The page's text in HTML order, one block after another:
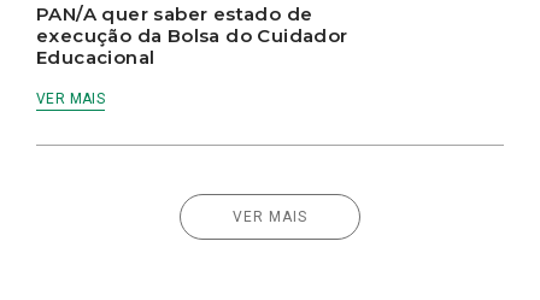
PAN/A quer saber estado de
execução da Bolsa do Cuidador
Educacional
VER MAIS
VER MAIS